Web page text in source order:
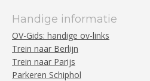
Handige informatie
OV-Gids: handige ov-links
Trein naar Berlijn
Trein naar Parijs
Parkeren Schiphol